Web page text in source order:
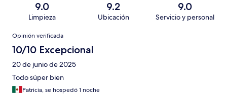
9.0
Limpieza
9.2
Ubicación
9.0
Servicio y personal
Opiniones
Opinión verificada
10/10 Excepcional
20 de junio de 2025
Todo súper bien
Patricia, se hospedó 1 noche